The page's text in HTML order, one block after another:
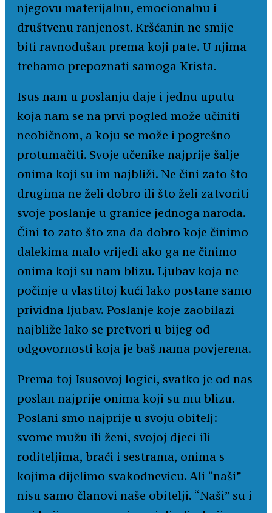
njegovu materijalnu, emocionalnu i
društvenu ranjenost. Kršćanin ne smije
biti ravnodušan prema koji pate. U njima
trebamo prepoznati samoga Krista.
Isus nam u poslanju daje i jednu uputu
koja nam se na prvi pogled može učiniti
neobičnom, a koju se može i pogrešno
protumačiti. Svoje učenike najprije šalje
onima koji su im najbliži. Ne čini zato što
drugima ne želi dobro ili što želi zatvoriti
svoje poslanje u granice jednoga naroda.
Čini to zato što zna da dobro koje činimo
dalekima malo vrijedi ako ga ne činimo
onima koji su nam blizu. Ljubav koja ne
počinje u vlastitoj kući lako postane samo
prividna ljubav. Poslanje koje zaobilazi
najbliže lako se pretvori u bijeg od
odgovornosti koja je baš nama povjerena.
Prema toj Isusovoj logici, svatko je od nas
poslan najprije onima koji su mu blizu.
Poslani smo najprije u svoju obitelj:
svome mužu ili ženi, svojoj djeci ili
roditeljima, braći i sestrama, onima s
kojima dijelimo svakodnevicu. Ali “naši”
nisu samo članovi naše obitelji. “Naši” su i